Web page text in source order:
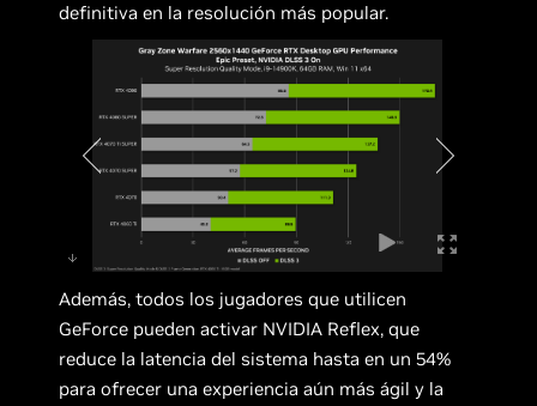
definitiva en la resolución más popular.
Además, todos los jugadores que utilicen
GeForce pueden activar NVIDIA Reflex, que
reduce la latencia del sistema hasta en un 54%
para ofrecer una experiencia aún más ágil y la